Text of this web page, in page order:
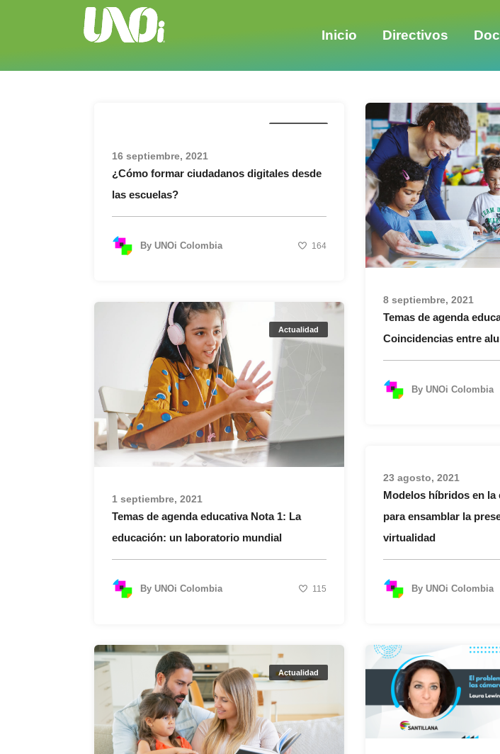
Inicio Directivos
16 septiembre, 2021
¿Cómo formar ciudadanos digitales desde
las escuelas?
By UNOi Colombia 164
8 septiembre, 2021
Temas de agenda
Coincidencias entre
By UNOi Colombia
Actualidad
1 septiembre, 2021
Temas de agenda educativa Nota 1: La
educación: un laboratorio mundial
By UNOi Colombia 115
23 agosto, 2021
Modelos híbridos en la
para ensamblar la
virtualidad
By UNOi Colombia
Actualidad